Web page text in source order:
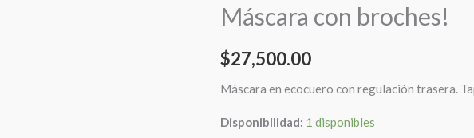
Máscara con broches!
$27,500.00
Máscara en ecocuero con regulación trasera.
Disponibilidad: 1 disponibles
cantidad